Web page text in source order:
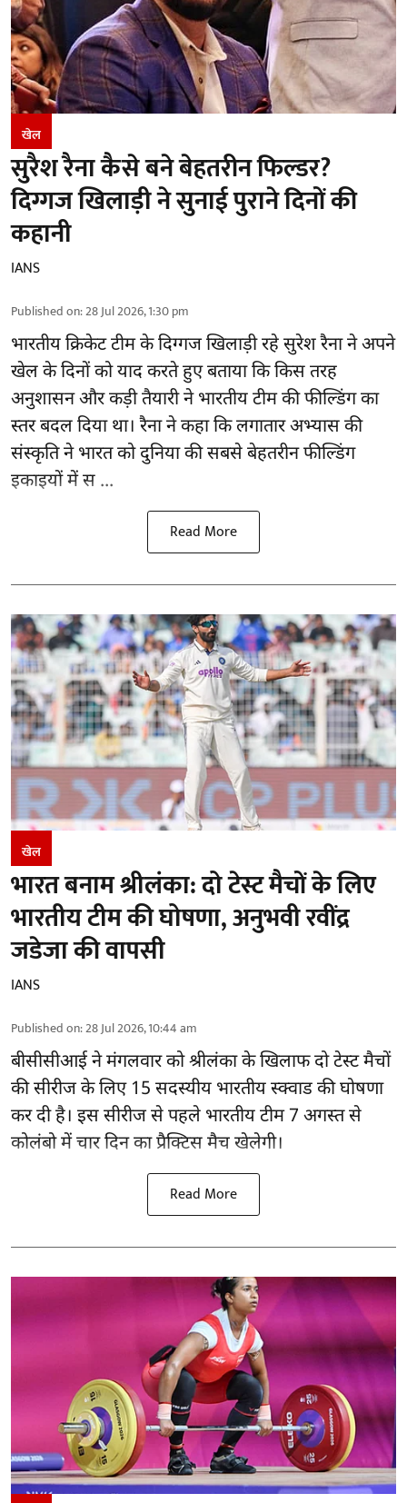
खेल
सुरैश रैना कैसे बने बेहतरीन फिल्डर?
दिग्गज खिलाड़ी ने सुनाई पुराने दिनों की
कहानी
IANS
Published on:28 Jul 2026, 1:30 pm
भारतीय क्रिकेट टीम के दिग्गज खिलाड़ी रहेसुरेश रैनाने अपने
खेल के दिनों को याद करते हुए बताया कि किस तरह
अनुशासन और कड़ी तैयारी ने भारतीय टीम की फील्डिंग का
स्तर बदल दिया था। रैना ने कहा कि लगातार अभ्यास की
संस्कृति ने भारत को दुनिया की सबसे बेहतरीन फील्डिंग
इकाइयों में स ...
Read More
खेल
भारत बनाम श्रीलंका: दो टेस्ट मैचों के लिए
भारतीय टीम की घोषणा, अनुभवी रवींद्र
जडेजा की वापसी
IANS
Published on:28 Jul 2026, 10:44 am
बीसीसीआईने मंगलवार को श्रीलंका के खिलाफ दो टेस्ट मैचों
की सीरीज के लिए 15 सदस्यीय भारतीय स्क्वाड की घोषणा
कर दी है। इस सीरीज से पहले भारतीय टीम 7 अगस्त से
कोलंबो में चार दिन का प्रैक्टिस मैच खेलेगी।
Read More